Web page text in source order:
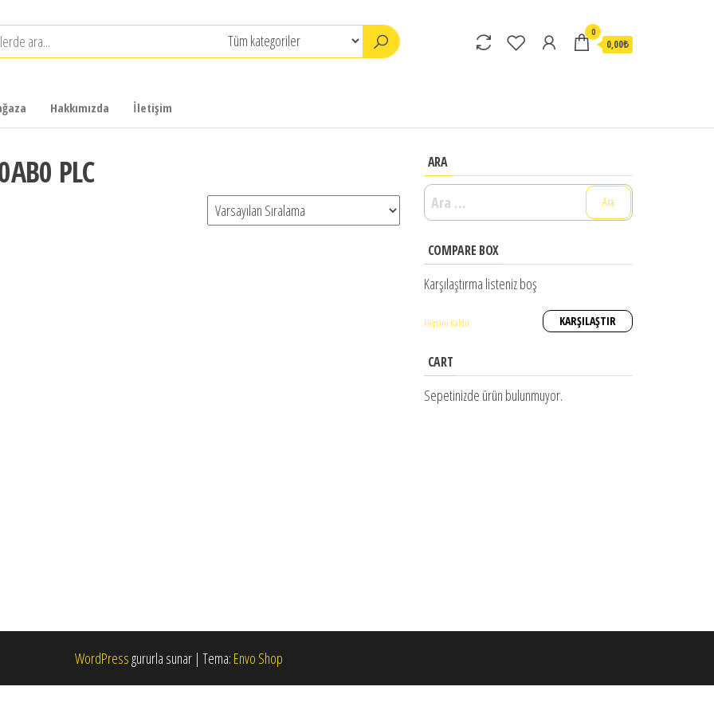
0
0,00₺
Hakkımızda İletişim
PLC ARA
Arama:
COMPARE BOX
Karşılaştırma listeniz boş
Hepsini Kaldır KARŞILAŞTIR
CART
Sepetinizde ürün bulunmuyor.
WordPressgururla sunar | Tema: Envo Shop